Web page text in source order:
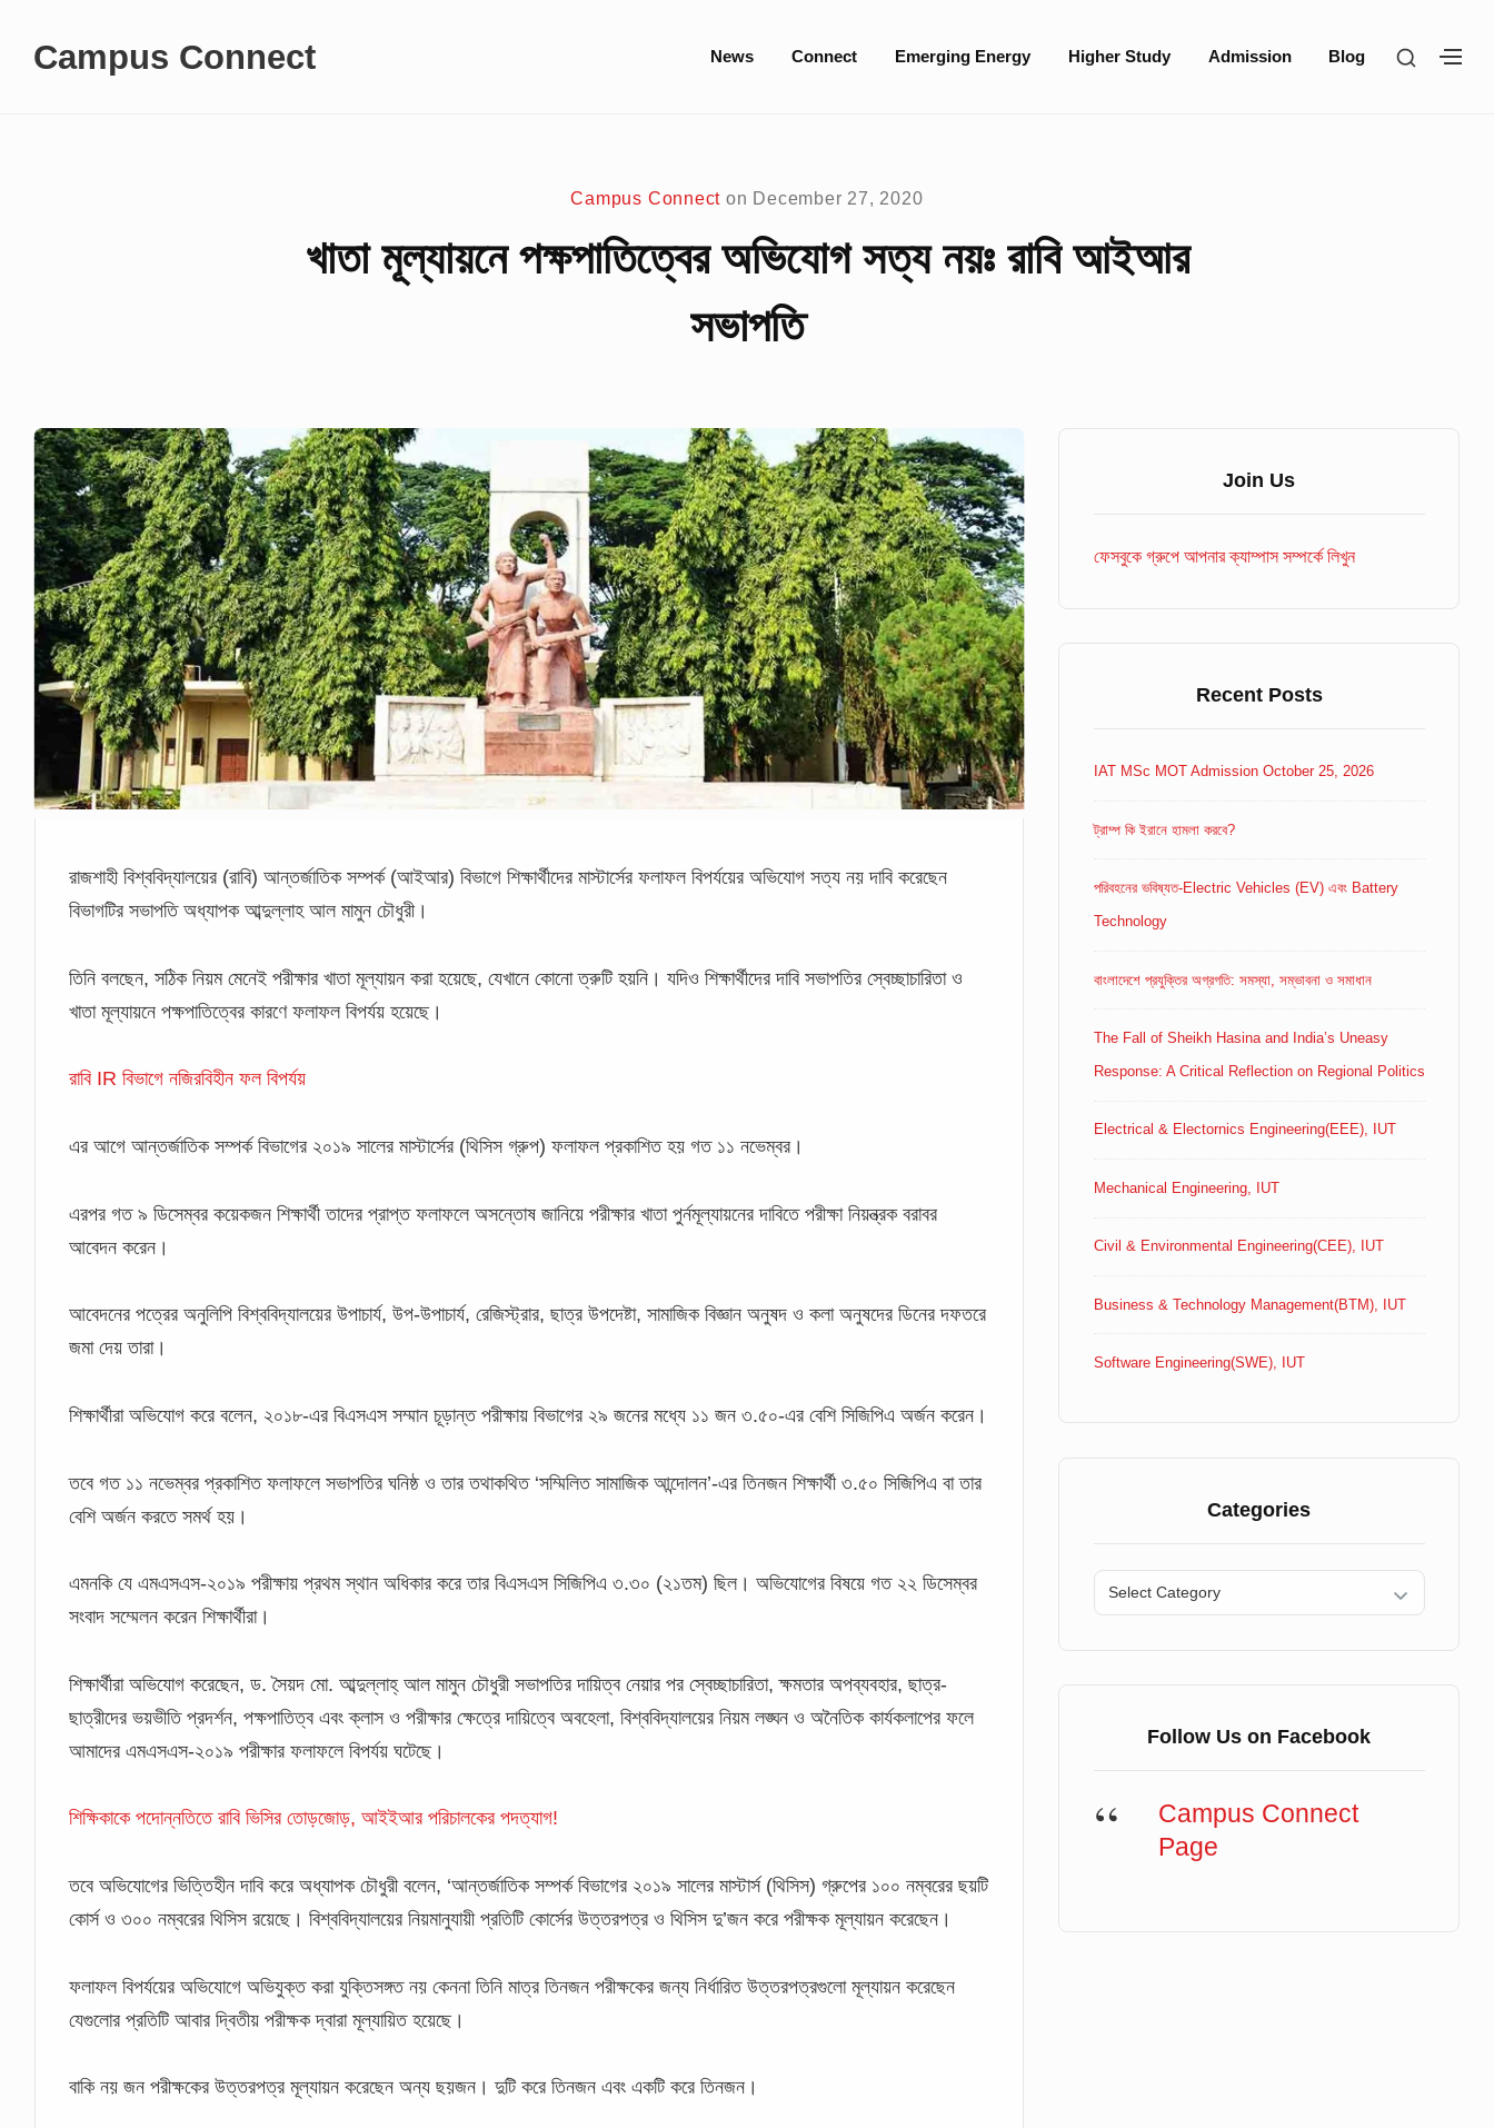
Campus Connect
Site
News Connect Emerging Energy Higher Study Admission Blog
SHOW
Campus Connect on December 27, 2020
খাতা মূল্যায়নে পক্ষপাতিত্বের অভিযোগ সত্য নয়ঃ রাবি আইআর
সভাপতি
রাজশাহী বিশ্ববিদ্যালয়ের (রাবি) আন্তর্জাতিক সম্পর্ক (আইআর) বিভাগে শিক্ষার্থীদের মাস্টার্সের ফলাফল বিপর্যয়ের অভিযোগ সত্য নয় দাবি করেছেন
বিভাগটির সভাপতি অধ্যাপক আব্দুল্লাহ আল মামুন চৌধুরী।
তিনি বলছেন, সঠিক নিয়ম মেনেই পরীক্ষার খাতা মূল্যায়ন করা হয়েছে, যেখানে কোনো ত্রুটি হয়নি। যদিও শিক্ষার্থীদের দাবি সভাপতির স্বেচ্ছাচারিতা ও
খাতা মূল্যায়নে পক্ষপাতিত্বের কারণে ফলাফল বিপর্যয় হয়েছে।
রাবি IR বিভাগে নজিরবিহীন ফল বিপর্যয়
এর আগে আন্তর্জাতিক সম্পর্ক বিভাগের ২০১৯ সালের মাস্টার্সের (থিসিস গ্রুপ) ফলাফল প্রকাশিত হয় গত ১১ নভেম্বর।
এরপর গত ৯ ডিসেম্বর কয়েকজন শিক্ষার্থী তাদের প্রাপ্ত ফলাফলে অসন্তোষ জানিয়ে পরীক্ষার খাতা পুর্নমূল্যায়নের দাবিতে পরীক্ষা নিয়ন্ত্রক বরাবর
আবেদন করেন।
আবেদনের পত্রের অনুলিপি বিশ্ববিদ্যালয়ের উপাচার্য, উপ-উপাচার্য, রেজিস্ট্রার, ছাত্র উপদেষ্টা, সামাজিক বিজ্ঞান অনুষদ ও কলা অনুষদের ডিনের দফতরে
জমা দেয় তারা।
শিক্ষার্থীরা অভিযোগ করে বলেন, ২০১৮-এর বিএসএস সম্মান চূড়ান্ত পরীক্ষায় বিভাগের ২৯ জনের মধ্যে ১১ জন ৩.৫০-এর বেশি সিজিপিএ অর্জন করেন।
তবে গত ১১ নভেম্বর প্রকাশিত ফলাফলে সভাপতির ঘনিষ্ঠ ও তার তথাকথিত ‘সম্মিলিত সামাজিক আন্দোলন’-এর তিনজন শিক্ষার্থী ৩.৫০ সিজিপিএ বা তার
বেশি অর্জন করতে সমর্থ হয়।
এমনকি যে এমএসএস-২০১৯ পরীক্ষায় প্রথম স্থান অধিকার করে তার বিএসএস সিজিপিএ ৩.৩০ (২১তম) ছিল। অভিযোগের বিষয়ে গত ২২ ডিসেম্বর
সংবাদ সম্মেলন করেন শিক্ষার্থীরা।
শিক্ষার্থীরা অভিযোগ করেছেন, ড. সৈয়দ মো. আব্দুল্লাহ্ আল মামুন চৌধুরী সভাপতির দায়িত্ব নেয়ার পর স্বেচ্ছাচারিতা, ক্ষমতার অপব্যবহার, ছাত্র-
ছাত্রীদের ভয়ভীতি প্রদর্শন, পক্ষপাতিত্ব এবং ক্লাস ও পরীক্ষার ক্ষেত্রে দায়িত্বে অবহেলা, বিশ্ববিদ্যালয়ের নিয়ম লঙ্ঘন ও অনৈতিক কার্যকলাপের ফলে
আমাদের এমএসএস-২০১৯ পরীক্ষার ফলাফলে বিপর্যয় ঘটেছে।
শিক্ষিকাকে পদোন্নতিতে রাবি ভিসির তোড়জোড়, আইইআর পরিচালকের পদত্যাগ!
তবে অভিযোগের ভিত্তিহীন দাবি করে অধ্যাপক চৌধুরী বলেন, ‘আন্তর্জাতিক সম্পর্ক বিভাগের ২০১৯ সালের মাস্টার্স (থিসিস) গ্রুপের ১০০ নম্বরের ছয়টি
কোর্স ও ৩০০ নম্বরের থিসিস রয়েছে। বিশ্ববিদ্যালয়ের নিয়মানুযায়ী প্রতিটি কোর্সের উত্তরপত্র ও থিসিস দু’জন করে পরীক্ষক মূল্যায়ন করেছেন।
ফলাফল বিপর্যয়ের অভিযোগে অভিযুক্ত করা যুক্তিসঙ্গত নয় কেননা তিনি মাত্র তিনজন পরীক্ষকের জন্য নির্ধারিত উত্তরপত্রগুলো মূল্যায়ন করেছেন
যেগুলোর প্রতিটি আবার দ্বিতীয় পরীক্ষক দ্বারা মূল্যায়িত হয়েছে।
বাকি নয় জন পরীক্ষকের উত্তরপত্র মূল্যায়ন করেছেন অন্য ছয়জন। দুটি করে তিনজন এবং একটি করে তিনজন।
Join Us
ফেসবুকে গ্রুপে আপনার ক্যাম্পাস সম্পর্কে লিখুন
Recent Posts
IAT MSc MOT Admission October 25, 2026
ট্রাম্প কি ইরানে হামলা করবে?
পরিবহনের ভবিষ্যত-Electric Vehicles (EV) এবং Battery
Technology
বাংলাদেশে প্রযুক্তির অগ্রগতি: সমস্যা, সম্ভাবনা ও সমাধান
The Fall of Sheikh Hasina and India’s Uneasy
Response: A Critical Reflection on Regional Politics
Electrical & Electornics Engineering(EEE), IUT
Mechanical Engineering, IUT
Civil & Environmental Engineering(CEE), IUT
Business & Technology Management(BTM), IUT
Software Engineering(SWE), IUT
Categories
Categories
Follow Us on Facebook
Campus Connect
Page